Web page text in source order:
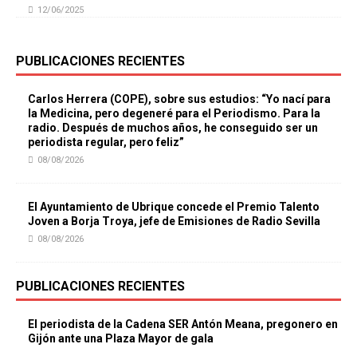
12/06/2025
PUBLICACIONES RECIENTES
Carlos Herrera (COPE), sobre sus estudios: “Yo nací para
la Medicina, pero degeneré para el Periodismo. Para la
radio. Después de muchos años, he conseguido ser un
periodista regular, pero feliz”
08/08/2026
El Ayuntamiento de Ubrique concede el Premio Talento
Joven a Borja Troya, jefe de Emisiones de Radio Sevilla
08/08/2026
PUBLICACIONES RECIENTES
El periodista de la Cadena SER Antón Meana, pregonero en
Gijón ante una Plaza Mayor de gala